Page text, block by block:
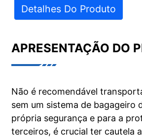
Detalhes Do Produto
APRESENTAÇÃO DO
Não é recomendável
sem um sistema de bagageiro
própria segurança e para a
terceiros, é crucial ter cautela